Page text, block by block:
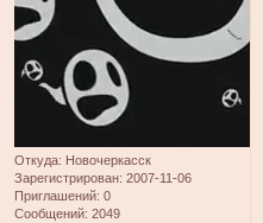
Откуда: Новочеркасск
Зарегистрирован: 2007-11-06
Приглашений: 0
Сообщений: 2049